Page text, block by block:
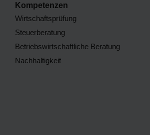
Kompetenzen
Wirtschaftsprüfung
Steuerberatung
Betriebswirtschaftliche Beratung
Nachhaltigkeit